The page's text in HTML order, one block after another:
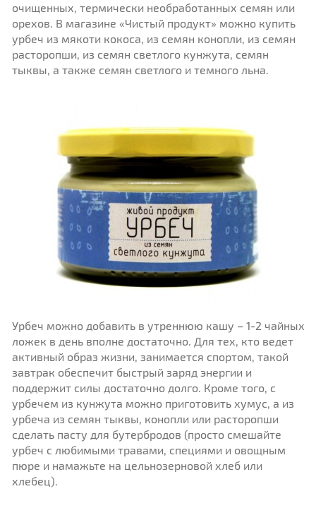
очищенных, термически необработанных семян или
орехов. В магазине «Чистый продукт» можно купить
урбеч из мякоти кокоса, из семян конопли, из семян
расторопши, из семян светлого кунжута, семян
тыквы, а также семян светлого и темного льна.
Урбеч можно добавить в утреннюю кашу – 1-2 чайных
ложек в день вполне достаточно. Для тех, кто ведет
активный образ жизни, занимается спортом, такой
завтрак обеспечит быстрый заряд энергии и
поддержит силы достаточно долго. Кроме того, с
урбечем из кунжута можно приготовить хумус, а из
урбеча из семян тыквы, конопли или расторопши
сделать пасту для бутербродов (просто смешайте
урбеч с любимыми травами, специями и овощным
пюре и намажьте на цельнозерновой хлеб или
хлебец).